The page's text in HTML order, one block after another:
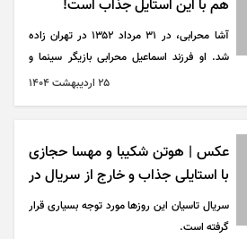
هم با این استایل جذاب است!
آشا محرابی، در ۳۱ مرداد ۱۳۵۲ در تهران زاده
شد. او فرزند اسماعیل محرابی بازیگر سینما و
۲۵ ارديبهشت ۱۴۰۴
عکس | هوتن شکیبا و مهسا حجازی
با استایلی جذاب و خارج از سریال در
کنارهم!
سریال تاسیان این روز‌ها مورد توجه بسیاری قرار
گرفته است.